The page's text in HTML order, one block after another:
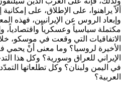
ألاّ يراهنوا، على الإطلاق، على
وإبعاد الروس عن الإيرانيين، فهذه
مكتملة سياسياً وعسكرياً واقتصادياً،
الاتفاقيات التي وقعت في موسكو،
الأخيرة لروسيا؟ وما معنى أنْ يحمي
الإيراني للعراق وسورية؟ وكل هذا
في اليمن ولبنان؟ وكل تطلعاتها
العربية؟